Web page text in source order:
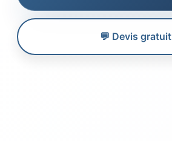
💬 Devis gratuit